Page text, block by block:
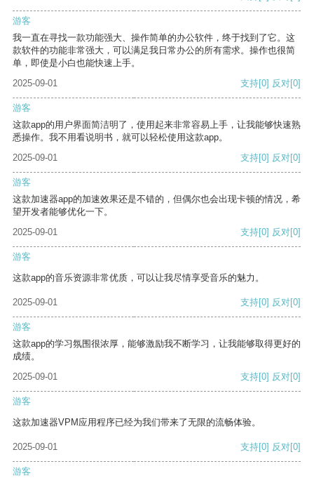
游客
我一直在寻找一款功能强大、操作简单的办公软件，终于找到了它。这
款软件的功能非常强大，可以满足我日常办公的所有需求。操作也很简
单，即使是小白也能快速上手。
2025-09-01
支持[0] 反对[0]
游客
这款app的用户界面简洁明了，使用起来非常容易上手，让我能够快速熟
悉操作。我不用看说明书，就可以轻松使用这款app。
2025-09-01
支持[0] 反对[0]
游客
这款加速器app的加速效果还是不错的，但偶尔也会出现卡顿的情况，希
望开发者能够优化一下。
2025-09-01
支持[0] 反对[0]
游客
这款app的音乐资源非常优质，可以让我尽情享受音乐的魅力。
2025-09-01 支持[0] 反对[0]
游客
这款app的学习氛围很浓厚，能够激励我不断学习，让我能够取得更好的
成绩。
2025-09-01
支持[0] 反对[0]
游客
这款加速器VPM应用程序已经为我们带来了无限的流畅体验。
2025-09-01 支持[0] 反对[0]
游客